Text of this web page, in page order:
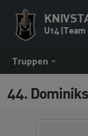
Truppen
U14 (Team
44.